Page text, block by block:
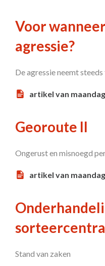
Voor
agressie?
De agressie neemt
artikel van
Georoute II
Ongerust en misnoegd
artikel van
sorteercentra
Stand van zaken